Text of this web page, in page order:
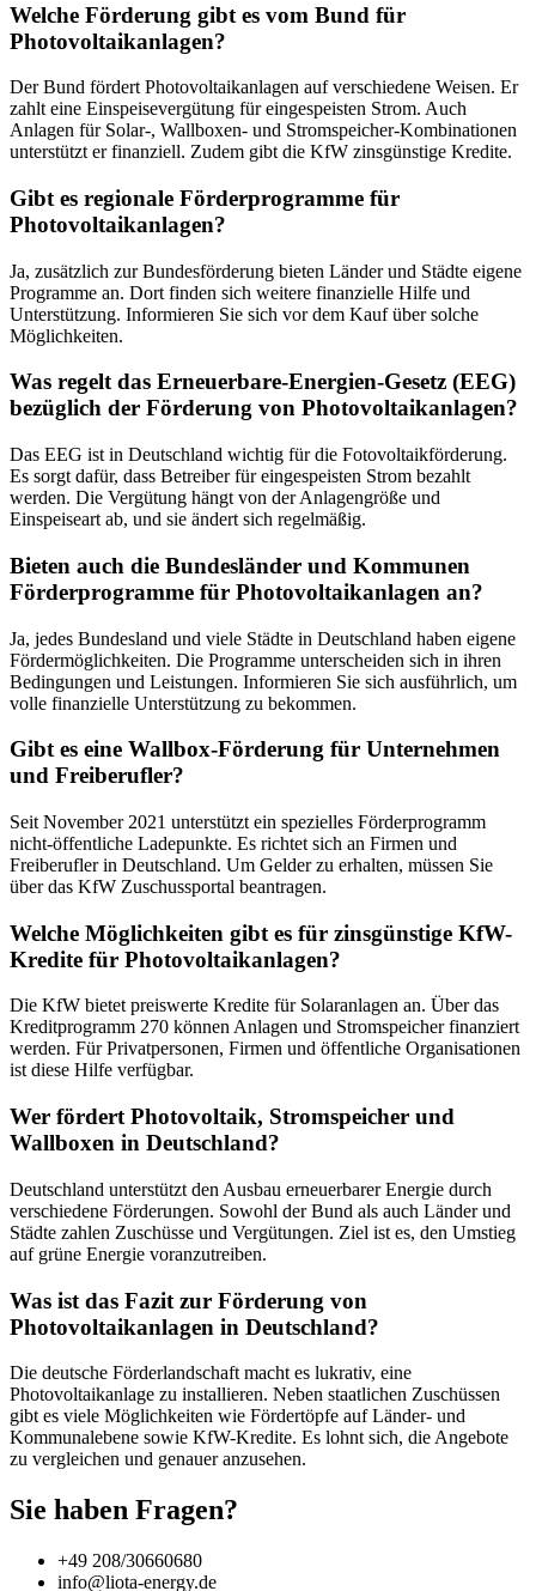
Welche Förderung gibt es vom Bund für
Photovoltaikanlagen?
Der Bund fördert Photovoltaikanlagen auf verschiedene Weisen. Er
zahlt eine Einspeisevergütung für eingespeisten Strom. Auch
Anlagen für Solar-, Wallboxen- und Stromspeicher-Kombinationen
unterstützt er finanziell. Zudem gibt die KfW zinsgünstige Kredite.
Gibt es regionale Förderprogramme für
Photovoltaikanlagen?
Ja, zusätzlich zur Bundesförderung bieten Länder und Städte eigene
Programme an. Dort finden sich weitere finanzielle Hilfe und
Unterstützung. Informieren Sie sich vor dem Kauf über solche
Möglichkeiten.
Was regelt das Erneuerbare-Energien-Gesetz (EEG)
bezüglich der Förderung von Photovoltaikanlagen?
Das EEG ist in Deutschland wichtig für die Fotovoltaikförderung.
Es sorgt dafür, dass Betreiber für eingespeisten Strom bezahlt
werden. Die Vergütung hängt von der Anlagengröße und
Einspeiseart ab, und sie ändert sich regelmäßig.
Bieten auch die Bundesländer und Kommunen
Förderprogramme für Photovoltaikanlagen an?
Ja, jedes Bundesland und viele Städte in Deutschland haben eigene
Fördermöglichkeiten. Die Programme unterscheiden sich in ihren
Bedingungen und Leistungen. Informieren Sie sich ausführlich, um
volle finanzielle Unterstützung zu bekommen.
Gibt es eine Wallbox-Förderung für Unternehmen
und Freiberufler?
Seit November 2021 unterstützt ein spezielles Förderprogramm
nicht-öffentliche Ladepunkte. Es richtet sich an Firmen und
Freiberufler in Deutschland. Um Gelder zu erhalten, müssen Sie
über das KfW Zuschussportal beantragen.
Welche Möglichkeiten gibt es für zinsgünstige KfW-
Kredite für Photovoltaikanlagen?
Die KfW bietet preiswerte Kredite für Solaranlagen an. Über das
Kreditprogramm 270 können Anlagen und Stromspeicher finanziert
werden. Für Privatpersonen, Firmen und öffentliche Organisationen
ist diese Hilfe verfügbar.
Wer fördert Photovoltaik, Stromspeicher und
Wallboxen in Deutschland?
Deutschland unterstützt den Ausbau erneuerbarer Energie durch
verschiedene Förderungen. Sowohl der Bund als auch Länder und
Städte zahlen Zuschüsse und Vergütungen. Ziel ist es, den Umstieg
auf grüne Energie voranzutreiben.
Was ist das Fazit zur Förderung von
Photovoltaikanlagen in Deutschland?
Die deutsche Förderlandschaft macht es lukrativ, eine
Photovoltaikanlage zu installieren. Neben staatlichen Zuschüssen
gibt es viele Möglichkeiten wie Fördertöpfe auf Länder- und
Kommunalebene sowie KfW-Kredite. Es lohnt sich, die Angebote
zu vergleichen und genauer anzusehen.
Sie haben Fragen?
+49 208/30660680
info@liota-energy.de